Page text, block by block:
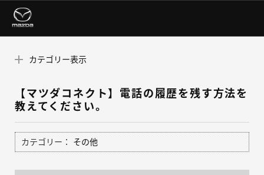
カテゴリー表示
【マツダコネクト】電話の履歴を残す方法を
教えてください。
カテゴリー： その他